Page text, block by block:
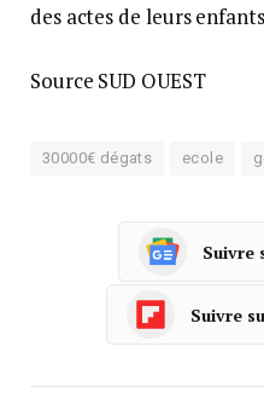
des actes de leurs
Source SUD OUEST
30000€ dégats ecole
Suivre
Suivre